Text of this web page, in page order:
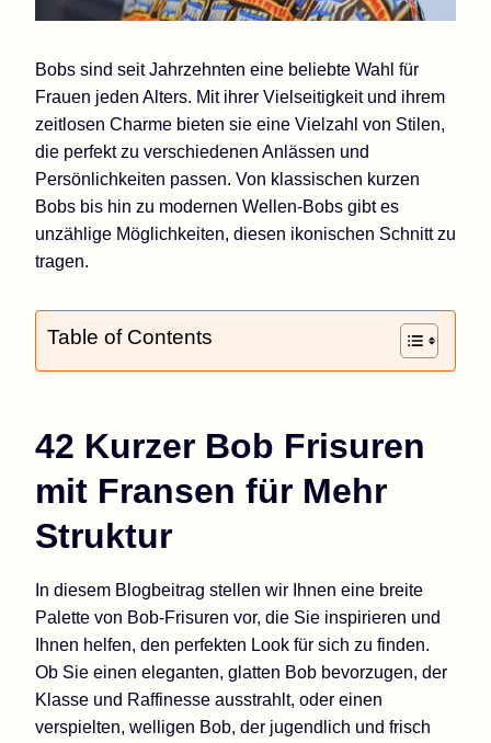
Bobs sind seit Jahrzehnten eine beliebte Wahl für
Frauen jeden Alters. Mit ihrer Vielseitigkeit und ihrem
zeitlosen Charme bieten sie eine Vielzahl von Stilen,
die perfekt zu verschiedenen Anlässen und
Persönlichkeiten passen. Von klassischen kurzen
Bobs bis hin zu modernen Wellen-Bobs gibt es
unzählige Möglichkeiten, diesen ikonischen Schnitt zu
tragen.
Table of Contents
42 Kurzer Bob Frisuren
mit Fransen für Mehr
Struktur
In diesem Blogbeitrag stellen wir Ihnen eine breite
Palette von Bob-Frisuren vor, die Sie inspirieren und
Ihnen helfen, den perfekten Look für sich zu finden.
Ob Sie einen eleganten, glatten Bob bevorzugen, der
Klasse und Raffinesse ausstrahlt, oder einen
verspielten, welligen Bob, der jugendlich und frisch